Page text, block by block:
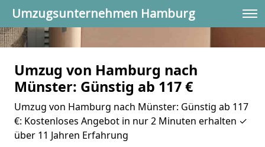
Umzugsunternehmen Hamburg
Umzug von Hamburg nach
Münster: Günstig ab 117 €
Umzug von Hamburg nach Münster: Günstig ab 117
€: Kostenloses Angebot in nur 2 Minuten erhalten ✓
über 11 Jahren Erfahrung